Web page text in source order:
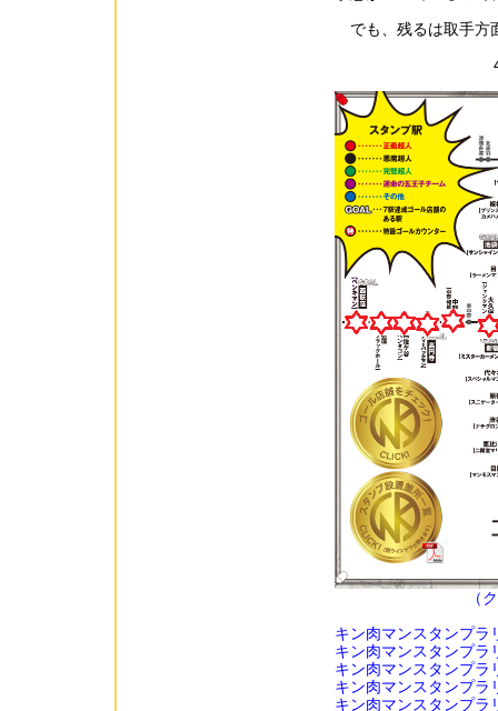
でも、残るは取手方
（
キン肉マンスタンプラ
キン肉マンスタンプラ
キン肉マンスタンプラ
キン肉マンスタンプラ
キン肉マンスタンプラ